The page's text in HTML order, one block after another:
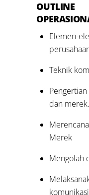
OUTLINE
Teknik
dan merek.
Merek
Mengolah